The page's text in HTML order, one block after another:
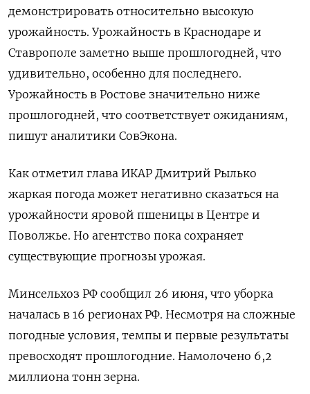
демонстрировать относительно высокую
урожайность. Урожайность в Краснодаре и
Ставрополе заметно выше прошлогодней, что
удивительно, особенно для последнего.
Урожайность в Ростове значительно ниже
прошлогодней, что соответствует ожиданиям,
пишут аналитики СовЭкона.
Как отметил глава ИКАР Дмитрий Рылько
жаркая погода может негативно сказаться на
урожайности яровой пшеницы в Центре и
Поволжье. Но агентство пока сохраняет
существующие прогнозы урожая.
Минсельхоз РФ сообщил 26 июня, что уборка
началась в 16 регионах РФ. Несмотря на сложные
погодные условия, темпы и первые результаты
превосходят прошлогодние. Намолочено 6,2
миллиона тонн зерна.